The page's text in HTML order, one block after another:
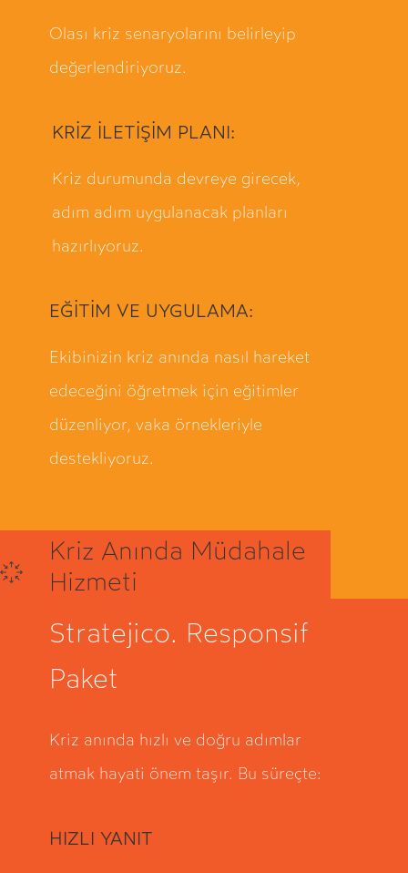
Olası kriz senaryolarını belirleyip
değerlendiriyoruz.
KRİZ İLETİŞİM PLANI:
Kriz durumunda devreye girecek,
adım adım uygulanacak planları
hazırlıyoruz.
EĞİTİM VE UYGULAMA:
Ekibinizin kriz anında nasıl hareket
edeceğini öğretmek için eğitimler
düzenliyor, vaka örnekleriyle
destekliyoruz.
Kriz Anında Müdahale
Hizmeti
Stratejico. Responsif
Paket
Kriz anında hızlı ve doğru adımlar
atmak hayati önem taşır. Bu süreçte:
HIZLI YANIT